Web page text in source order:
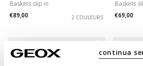
continua
Baskets slip in
€89,00
2 COULEURS
Baskets
€69,00